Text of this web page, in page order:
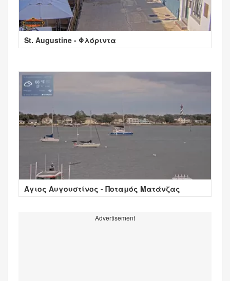
St. Augustine - Φλόριντα
Άγιος Αυγουστίνος - Ποταμός Ματάνζας
Advertisement